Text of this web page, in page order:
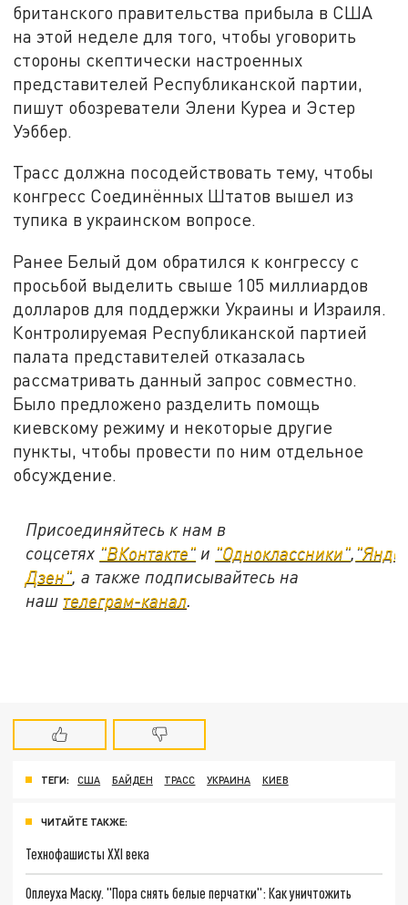
британского правительства прибыла в США
на этой неделе для того, чтобы уговорить
стороны скептически настроенных
представителей Республиканской партии,
пишут обозреватели Элени Куреа и Эстер
Уэббер.
Трасс должна посодействовать тему, чтобы
конгресс Соединённых Штатов вышел из
тупика в украинском вопросе.
Ранее Белый дом обратился к конгрессу с
просьбой выделить свыше 105 миллиардов
долларов для поддержки Украины и Израиля.
Контролируемая Республиканской партией
палата представителей отказалась
рассматривать данный запрос совместно.
Было предложено разделить помощь
киевскому режиму и некоторые другие
пункты, чтобы провести по ним отдельное
обсуждение.
Присоединяйтесь к нам в
соцсетях "ВКонтакте" и "Одноклассники",
Дзен", а также подписывайтесь на
наш телеграм-канал.
ТЕГИ: США БАЙДЕН ТРАСС УКРАИНА КИЕВ
ЧИТАЙТЕ ТАКЖЕ:
Технофашисты XXI века
Оплеуха Маску. "Пора снять белые перчатки": Как уничтожить